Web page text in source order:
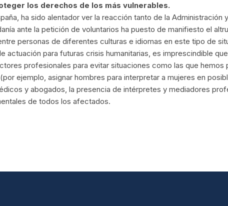
los derechos de los más vulnerables.
ha sido alentador ver la reacción tanto de la Administración
ante la petición de voluntarios ha puesto de manifiesto el
personas de diferentes culturas e idiomas en este tipo de
para futuras crisis humanitarias, es imprescindible
profesionales para evitar situaciones como las que hemos
ejemplo, asignar hombres para interpretar a mujeres en
y abogados, la presencia de intérpretes y mediadores
de todos los afectados.